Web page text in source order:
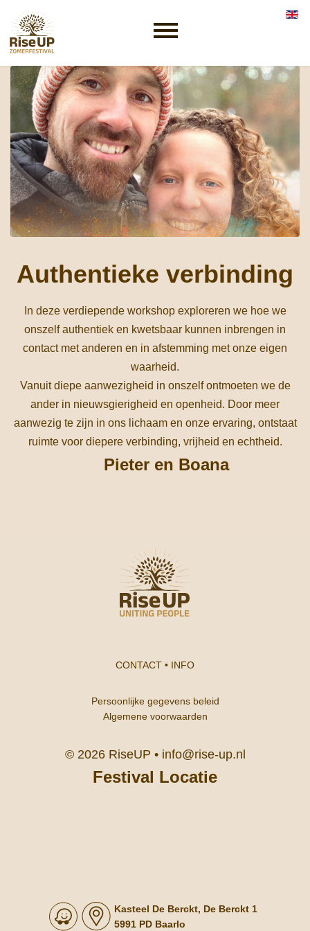
Authentieke verbinding
In deze verdiepende workshop exploreren we hoe we
onszelf authentiek en kwetsbaar kunnen inbrengen in
contact met anderen en in afstemming met onze eigen
waarheid.
Vanuit diepe aanwezigheid in onszelf ontmoeten we de
ander in nieuwsgierigheid en openheid. Door meer
aanwezig te zijn in ons lichaam en onze ervaring, ontstaat
ruimte voor diepere verbinding, vrijheid en echtheid.
Pieter en Boana
CONTACT • INFO
Persoonlijke gegevens beleid
Algemene voorwaarden
© 2026 RiseUP • info@rise-up.nl
Festival Locatie
Kasteel De Berckt, De Berckt 1
5991 PD Baarlo